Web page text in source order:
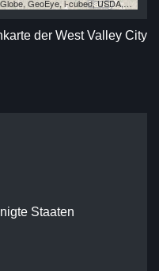
i-cubed, USDA, USGS, AEX, Getmapping, Aerogrid, IGN, IGP, swisstopo, and the GIS User Community
der West Valley City
Staaten